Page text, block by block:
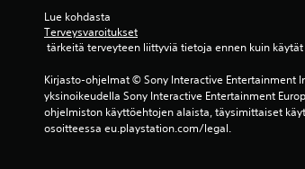
Lue kohdasta
Terveysvaroitukset
tärkeitä terveyteen liittyviä tietoja ennen kuin
Kirjasto-ohjelmat © Sony Interactive Entertainment
yksinoikeudella Sony Interactive Entertainment
ohjelmiston käyttöehtojen alaista, täysimittaiset
osoitteessa eu.playstation.com/legal.